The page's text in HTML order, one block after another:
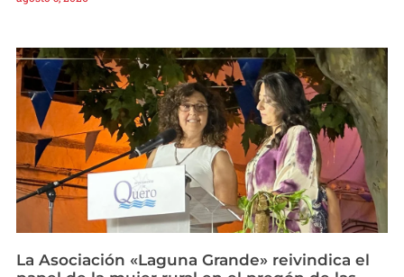
La Asociación «Laguna Grande» reivindica el